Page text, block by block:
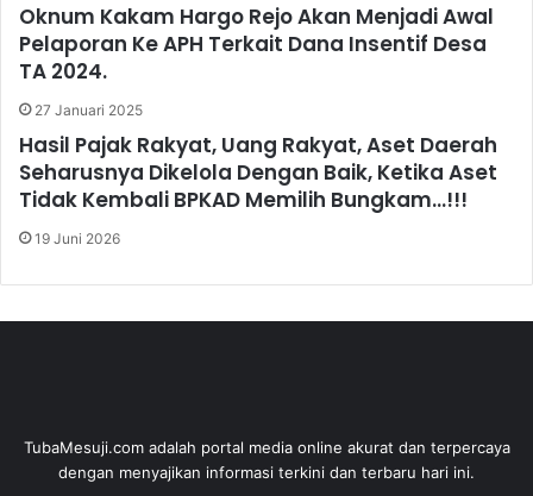
Oknum Kakam Hargo Rejo Akan Menjadi Awal
Pelaporan Ke APH Terkait Dana Insentif Desa
TA 2024.
27 Januari 2025
Hasil Pajak Rakyat, Uang Rakyat, Aset Daerah
Seharusnya Dikelola Dengan Baik, Ketika Aset
Tidak Kembali BPKAD Memilih Bungkam…!!!
19 Juni 2026
TubaMesuji.com adalah portal media online akurat dan terpercaya
dengan menyajikan informasi terkini dan terbaru hari ini.